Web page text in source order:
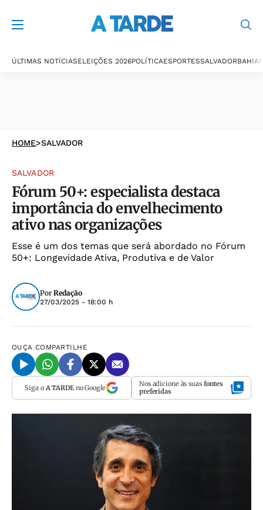
ÚLTIMAS NOTÍCIASELEIÇÕES 2026POLÍTICAESPORTESSALVADORBAHIA
HOME>SALVADOR
SALVADOR
Fórum 50+: especialista destaca
importância do envelhecimento
ativo nas organizações
Esse é um dos temas que será abordado no Fórum
50+: Longevidade Ativa, Produtiva e de Valor
Por Redação
27/03/2025 - 18:00 h
OUÇA COMPARTILHE
Siga o A TARDEno Google Nos adicione às suas fontes
preferidas